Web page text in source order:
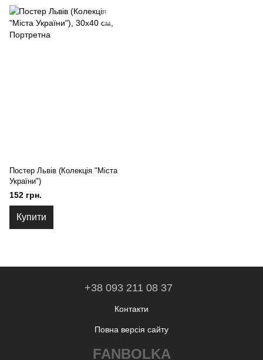
Постер Львів (Колекція "Міста
України")
152 грн.
Купити
+38 093 211 08 37
Контакти
Повна версія сайту
FANBOLKA